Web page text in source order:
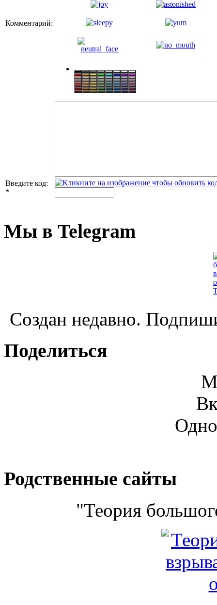
Комментарий:
Введите код:
*
Мы в Telegram
Создан недавно.
Поделиться
Родственные сайты
"Теория